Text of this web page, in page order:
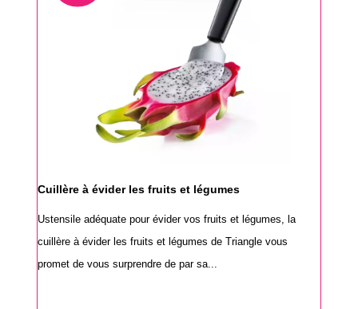
Cuillère à évider les fruits et légumes
Ustensile adéquate pour évider vos fruits et légumes, la
cuillère à évider les fruits et légumes de Triangle vous
promet de vous surprendre de par sa...